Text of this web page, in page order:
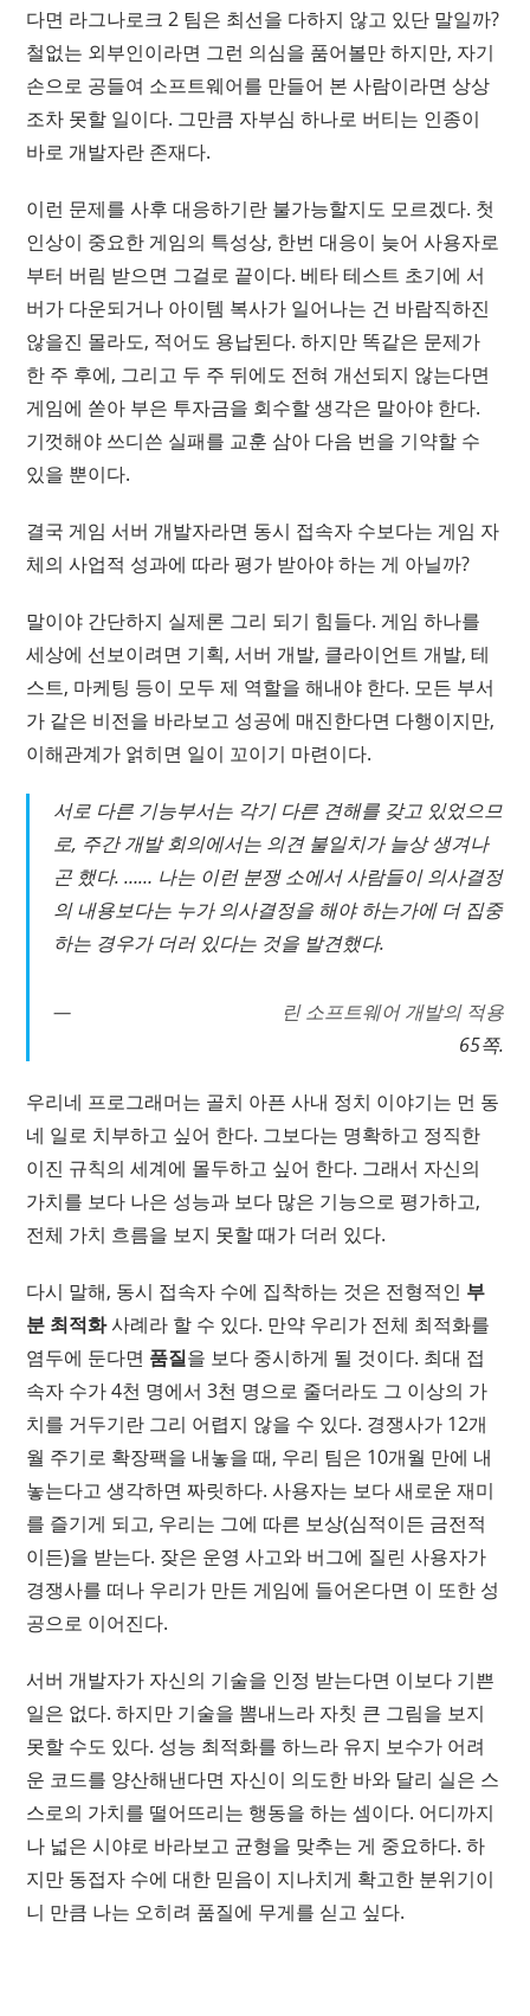
다면 라그나로크 2 팀은 최선을 다하지 않고 있단 말일까?
철없는 외부인이라면 그런 의심을 품어볼만 하지만, 자기
손으로 공들여 소프트웨어를 만들어 본 사람이라면 상상
조차 못할 일이다. 그만큼 자부심 하나로 버티는 인종이
바로 개발자란 존재다.
이런 문제를 사후 대응하기란 불가능할지도 모르겠다. 첫
인상이 중요한 게임의 특성상, 한번 대응이 늦어 사용자로
부터 버림 받으면 그걸로 끝이다. 베타 테스트 초기에 서
버가 다운되거나 아이템 복사가 일어나는 건 바람직하진
않을진 몰라도, 적어도 용납된다. 하지만 똑같은 문제가
한 주 후에, 그리고 두 주 뒤에도 전혀 개선되지 않는다면
게임에 쏟아 부은 투자금을 회수할 생각은 말아야 한다.
기껏해야 쓰디쓴 실패를 교훈 삼아 다음 번을 기약할 수
있을 뿐이다.
결국 게임 서버 개발자라면 동시 접속자 수보다는 게임 자
체의 사업적 성과에 따라 평가 받아야 하는 게 아닐까?
말이야 간단하지 실제론 그리 되기 힘들다. 게임 하나를
세상에 선보이려면 기획, 서버 개발, 클라이언트 개발, 테
스트, 마케팅 등이 모두 제 역할을 해내야 한다. 모든 부서
가 같은 비전을 바라보고 성공에 매진한다면 다행이지만,
이해관계가 얽히면 일이 꼬이기 마련이다.
서로 다른 기능부서는 각기 다른 견해를 갖고 있었으므
로, 주간 개발 회의에서는 의견 불일치가 늘상 생겨나
곤 했다. …… 나는 이런 분쟁 소에서 사람들이 의사결정
의 내용보다는 누가 의사결정을 해야 하는가에 더 집중
하는 경우가 더러 있다는 것을 발견했다.
린 소프트웨어 개발의 적용
65쪽.
우리네 프로그래머는 골치 아픈 사내 정치 이야기는 먼 동
네 일로 치부하고 싶어 한다. 그보다는 명확하고 정직한
이진 규칙의 세계에 몰두하고 싶어 한다. 그래서 자신의
가치를 보다 나은 성능과 보다 많은 기능으로 평가하고,
전체 가치 흐름을 보지 못할 때가 더러 있다.
다시 말해, 동시 접속자 수에 집착하는 것은 전형적인 부
분 최적화사례라 할 수 있다. 만약 우리가 전체 최적화를
염두에 둔다면 품질을 보다 중시하게 될 것이다. 최대 접
속자 수가 4천 명에서 3천 명으로 줄더라도 그 이상의 가
치를 거두기란 그리 어렵지 않을 수 있다. 경쟁사가 12개
월 주기로 확장팩을 내놓을 때, 우리 팀은 10개월 만에 내
놓는다고 생각하면 짜릿하다. 사용자는 보다 새로운 재미
를 즐기게 되고, 우리는 그에 따른 보상(심적이든 금전적
이든)을 받는다. 잦은 운영 사고와 버그에 질린 사용자가
경쟁사를 떠나 우리가 만든 게임에 들어온다면 이 또한 성
공으로 이어진다.
서버 개발자가 자신의 기술을 인정 받는다면 이보다 기쁜
일은 없다. 하지만 기술을 뽐내느라 자칫 큰 그림을 보지
못할 수도 있다. 성능 최적화를 하느라 유지 보수가 어려
운 코드를 양산해낸다면 자신이 의도한 바와 달리 실은 스
스로의 가치를 떨어뜨리는 행동을 하는 셈이다. 어디까지
나 넓은 시야로 바라보고 균형을 맞추는 게 중요하다. 하
지만 동접자 수에 대한 믿음이 지나치게 확고한 분위기이
니 만큼 나는 오히려 품질에 무게를 싣고 싶다.